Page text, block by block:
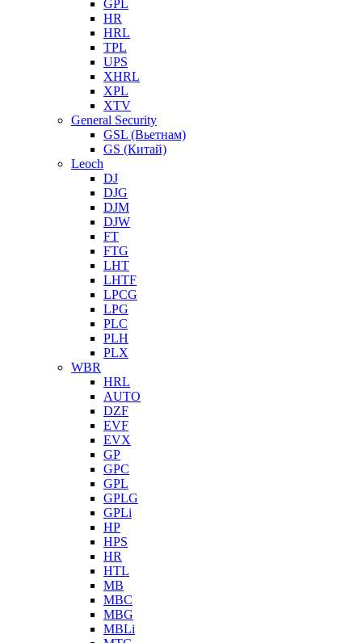
GPL
HR
HRL
TPL
UPS
XHRL
XPL
XTV
General Security
GSL (Вьетнам)
GS (Китай)
Leoch
DJ
DJG
DJM
DJW
FT
FTG
LHT
LHTF
LPCG
LPG
PLC
PLH
PLX
WBR
HRL
AUTO
DZF
EVF
EVX
GP
GPC
GPL
GPLG
GPLi
HP
HPS
HR
HTL
MB
MBC
MBG
MBLi